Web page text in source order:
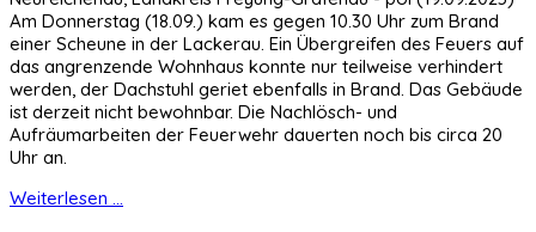
Am Donnerstag (18.09.) kam es gegen 10.30 Uhr zum Brand
einer Scheune in der Lackerau. Ein Übergreifen des Feuers auf
das angrenzende Wohnhaus konnte nur teilweise verhindert
werden, der Dachstuhl geriet ebenfalls in Brand. Das Gebäude
ist derzeit nicht bewohnbar. Die Nachlösch- und
Aufräumarbeiten der Feuerwehr dauerten noch bis circa 20
Uhr an.
Weiterlesen ...